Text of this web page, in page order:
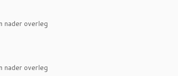
nader overleg
nader overleg